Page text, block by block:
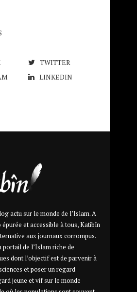
TWITTER
LINKEDIN
actu sur le monde de l’Islam. A
et accessible à tous, Katibîn
aux journaux corrompus.
portail de l’Islam riche de
dont l’objectif est de parvenir à
et poser un regard
jeune et vif sur le monde